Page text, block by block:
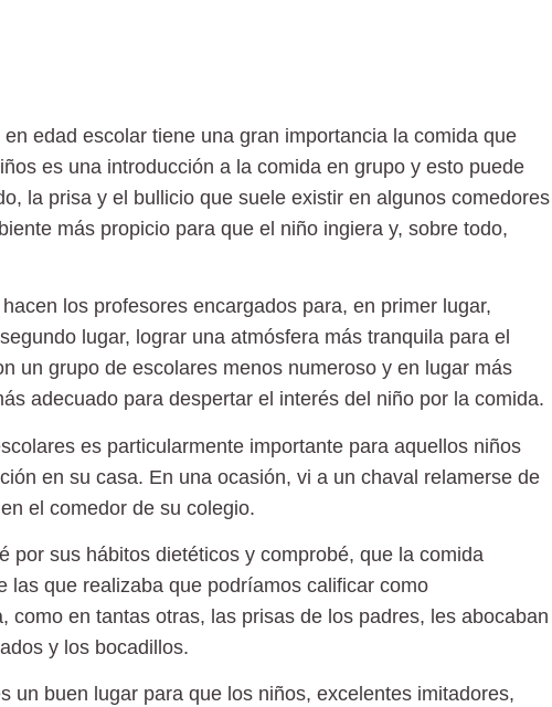
edad escolar tiene una gran importancia la comida que
es una introducción a la comida en grupo y esto puede
la prisa y el bullicio que suele existir en algunos comedores
más propicio para que el niño ingiera y, sobre todo,
los profesores encargados para, en primer lugar,
lugar, lograr una atmósfera más tranquila para el
un grupo de escolares menos numeroso y en lugar más
adecuado para despertar el interés del niño por la comida.
es particularmente importante para aquellos niños
en su casa. En una ocasión, vi a un chaval relamerse de
el comedor de su colegio.
por sus hábitos dietéticos y comprobé, que la comida
las que realizaba que podríamos calificar como
como en tantas otras, las prisas de los padres, les abocaban
y los bocadillos.
un buen lugar para que los niños, excelentes imitadores,